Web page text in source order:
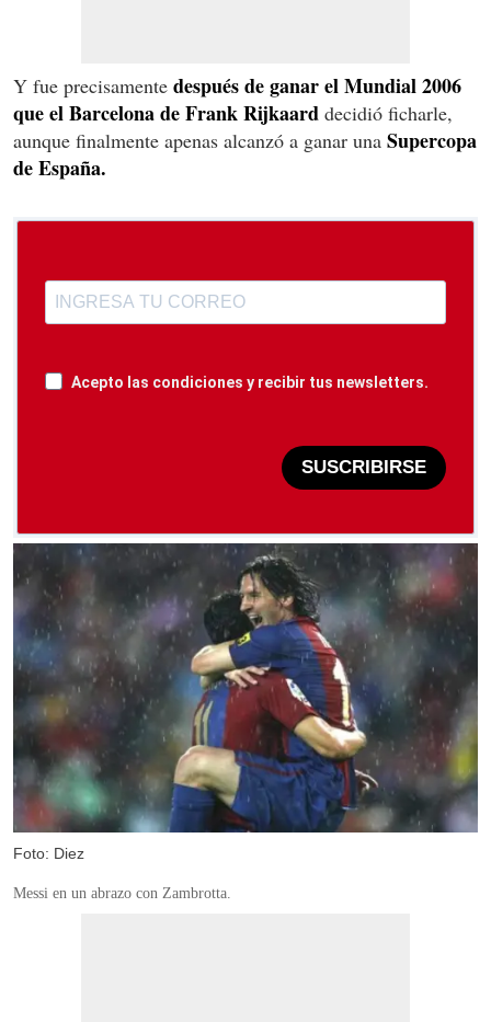
Y fue precisamente después de ganar el Mundial 2006
que el Barcelona de Frank Rijkaard decidió ficharle,
aunque finalmente apenas alcanzó a ganar una Supercopa
de España.
Acepto las condiciones y recibir tus newsletters.
SUSCRIBIRSE
Foto: Diez
Messi en un abrazo con Zambrotta.